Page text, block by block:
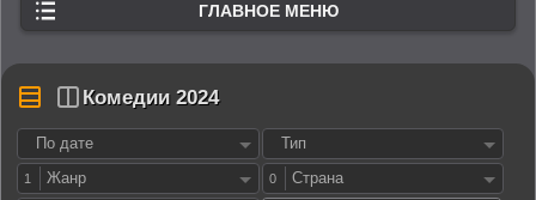
Комедии 2024
По дате Тип
1 Жанр 0 Страна
ГЛАВНОЕ МЕНЮ